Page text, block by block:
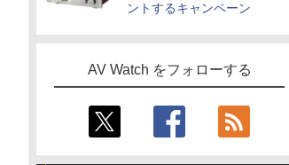
ントするキャンペーン
AV Watch をフォローする